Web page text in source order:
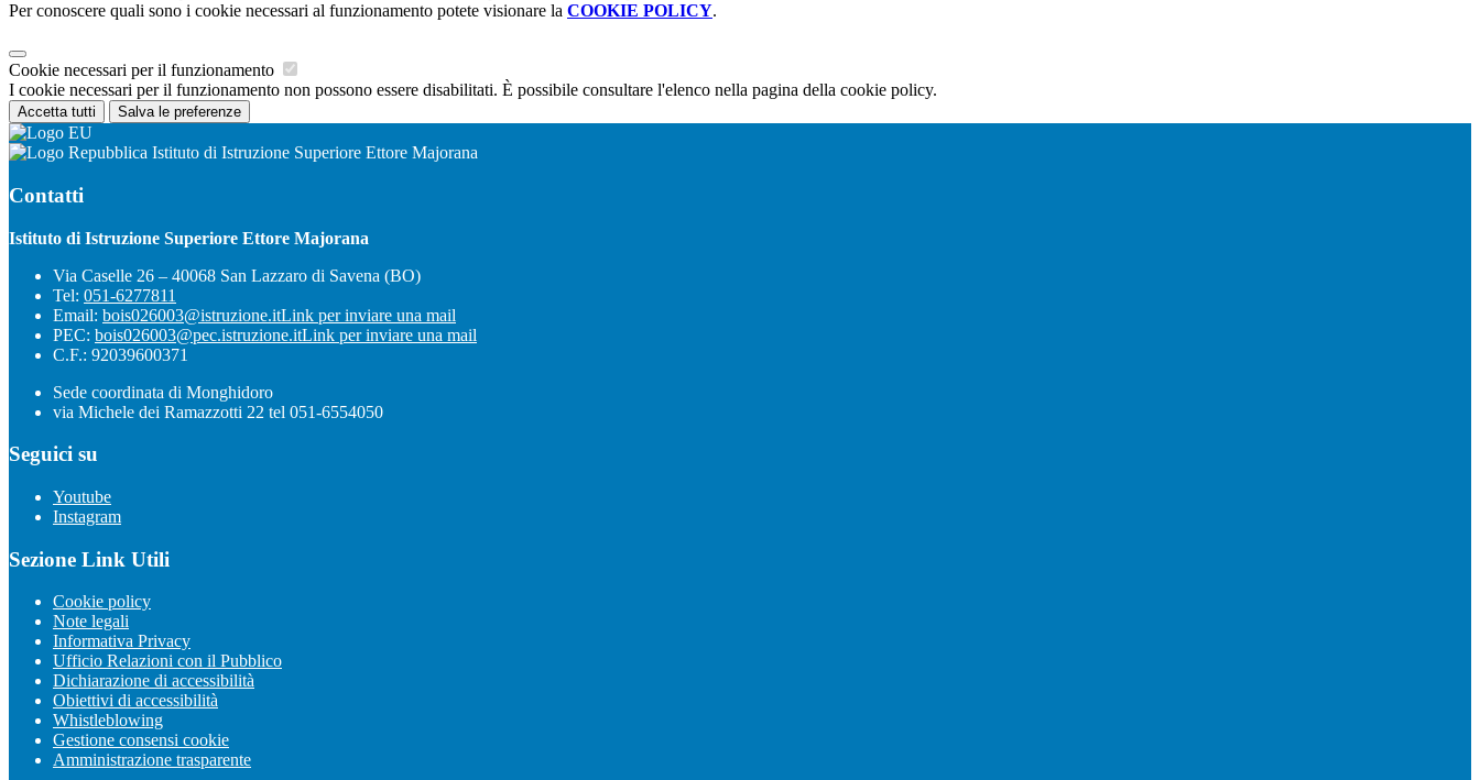
Per conoscere quali sono i cookie necessari al funzionamento potete visionare la COOKIE POLICY.
Cookie necessari per il funzionamento
I cookie necessari per il funzionamento non possono essere disabilitati. È possibile consultare l'elenco nella pagina della cookie policy.
Accetta tutti Salva le preferenze
Istituto di Istruzione Superiore Ettore Majorana
Contatti
Istituto di Istruzione Superiore Ettore Majorana
Via Caselle 26 – 40068 San Lazzaro di Savena (BO)
Tel: 051-6277811
Email: bois026003@istruzione.itLink per inviare una mail
PEC: bois026003@pec.istruzione.itLink per inviare una mail
C.F.: 92039600371
Sede coordinata di Monghidoro
via Michele dei Ramazzotti 22 tel 051-6554050
Seguici su
Youtube
Instagram
Sezione Link Utili
Cookie policy
Note legali
Informativa Privacy
Ufficio Relazioni con il Pubblico
Dichiarazione di accessibilità
Obiettivi di accessibilità
Whistleblowing
Gestione consensi cookie
Amministrazione trasparente